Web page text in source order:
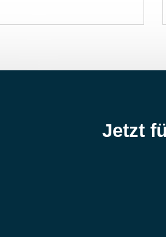
Jetzt